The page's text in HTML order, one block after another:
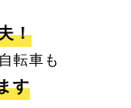
！
転車も
す